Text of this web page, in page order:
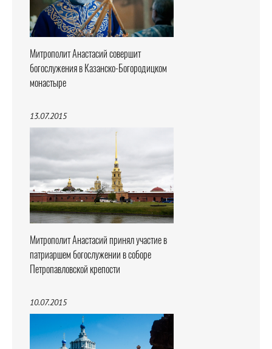
Митрополит Анастасий совершит
богослужения в Казанско-Богородицком
монастыре
13.07.2015
Митрополит Анастасий принял участие в
патриаршем богослужении в соборе
Петропавловской крепости
10.07.2015